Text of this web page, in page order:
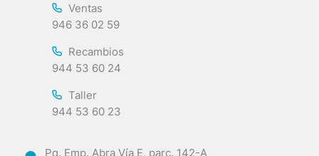
Ventas
946 36 02 59
Recambios
944 53 60 24
Taller
944 53 60 23
Pq. Emp. Abra Vía E, parc. 142-A